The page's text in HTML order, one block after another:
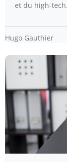
et du high-tech.
Hugo Gauthier